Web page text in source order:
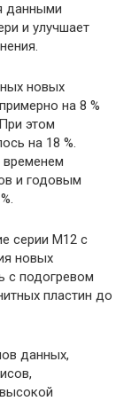
данными
и улучшает
новых
на 8 %
этом
на 18 %.
и годовым
серии M12 с
новых
с подогревом
пластин до
данных,